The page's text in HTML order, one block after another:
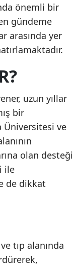
önemli bir
gündeme
arasında yer
uzun yıllar
bir
Üniversitesi ve
olan desteği
ile
de dikkat
tıp alanında